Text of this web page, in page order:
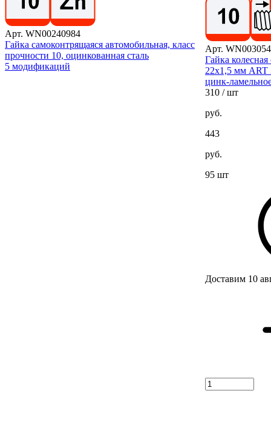
Арт. WN00240984
Гайка самоконтрящаяся автомобильная, класс
прочности 10, оцинкованная сталь
5 модификаций
Арт.
Гайка
22х1,5 мм ART
цинк-
310 / шт
руб.
443
руб.
95 шт
Доставим 10